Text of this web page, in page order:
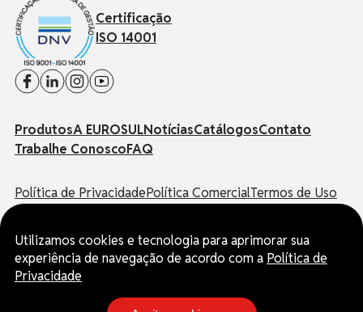
Certificação
ISO 14001
ProdutosA EUROSULNotíciasCatálogosContato
Trabalhe ConoscoFAQ
Política de PrivacidadePolítica ComercialTermos de Uso
© EUROSUL | Todos os direitos reservados.
CNPJ: 03.178.524/0001-65
Inscrição Estadual: 901.86639-26
Utilizamos cookies e tecnologia para aprimorar sua
experiência de navegação de acordo com a Política de
Privacidade